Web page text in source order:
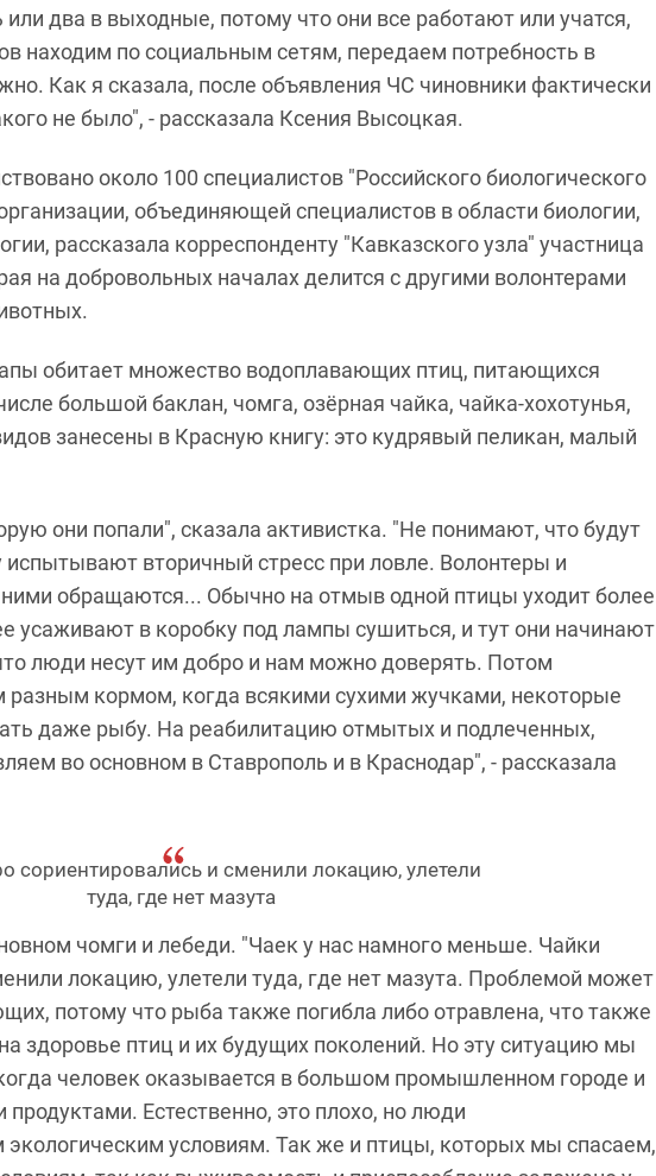
или два в выходные, потому что они все работают или учатся,
находим по социальным сетям, передаем потребность в
Как я сказала, после объявления ЧС чиновники фактически
не было", - рассказала Ксения Высоцкая.
около 100 специалистов "Российского биологического
объединяющей специалистов в области биологии,
рассказала корреспонденту "Кавказского узла" участница
на добровольных началах делится с другими волонтерами
обитает множество водоплавающих птиц, питающихся
большой баклан, чомга, озёрная чайка, чайка-хохотунья,
занесены в Красную книгу: это кудрявый пеликан, малый
они попали", сказала активистка. "Не понимают, что будут
вторичный стресс при ловле. Волонтеры и
обращаются... Обычно на отмыв одной птицы уходит более
усаживают в коробку под лампы сушиться, и тут они начинают
люди несут им добро и нам можно доверять. Потом
кормом, когда всякими сухими жучками, некоторые
даже рыбу. На реабилитацию отмытых и подлеченных,
во основном в Ставрополь и в Краснодар", - рассказала
сориентировались и сменили локацию, улетели
туда, где нет мазута
чомги и лебеди. "Чаек у нас намного меньше. Чайки
локацию, улетели туда, где нет мазута. Проблемой может
потому что рыба также погибла либо отравлена, что также
здоровье птиц и их будущих поколений. Но эту ситуацию мы
человек оказывается в большом промышленном городе и
Естественно, это плохо, но люди
экологическим условиям. Так же и птицы, которых мы спасаем,